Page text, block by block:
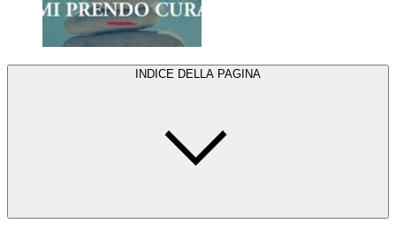
INDICE DELLA PAGINA